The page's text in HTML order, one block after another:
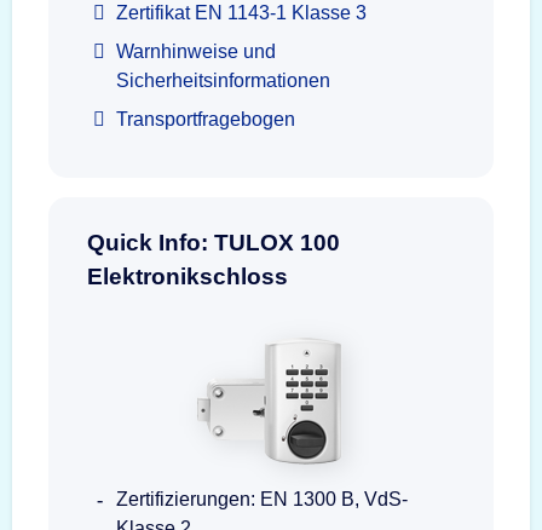
Zertifikat EN 1143-1 Klasse 3
Warnhinweise und
Sicherheitsinformationen
Transportfragebogen
Quick Info: TULOX 100
Elektronikschloss
Zertifizierungen: EN 1300 B, VdS-